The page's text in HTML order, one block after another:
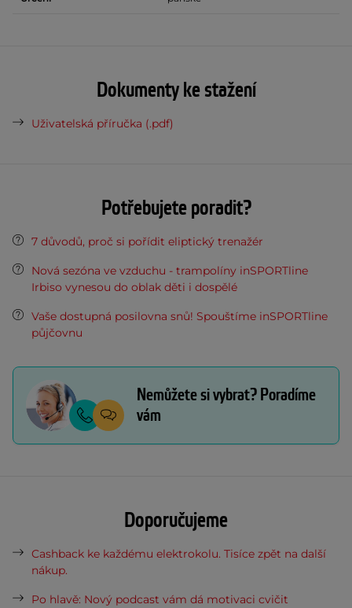
Dokumenty ke stažení
Uživatelská příručka (.pdf)
Potřebujete poradit?
7 důvodů, proč si pořídit eliptický trenažér
Nová sezóna ve vzduchu - trampolíny inSPORTline
Irbiso vynesou do oblak děti i dospělé
Vaše dostupná posilovna snů! Spouštíme inSPORTline
půjčovnu
Nemůžete si vybrat? Poradíme
vám
Doporučujeme
Cashback ke každému elektrokolu. Tisíce zpět na další
nákup.
Po hlavě: Nový podcast vám dá motivaci cvičit